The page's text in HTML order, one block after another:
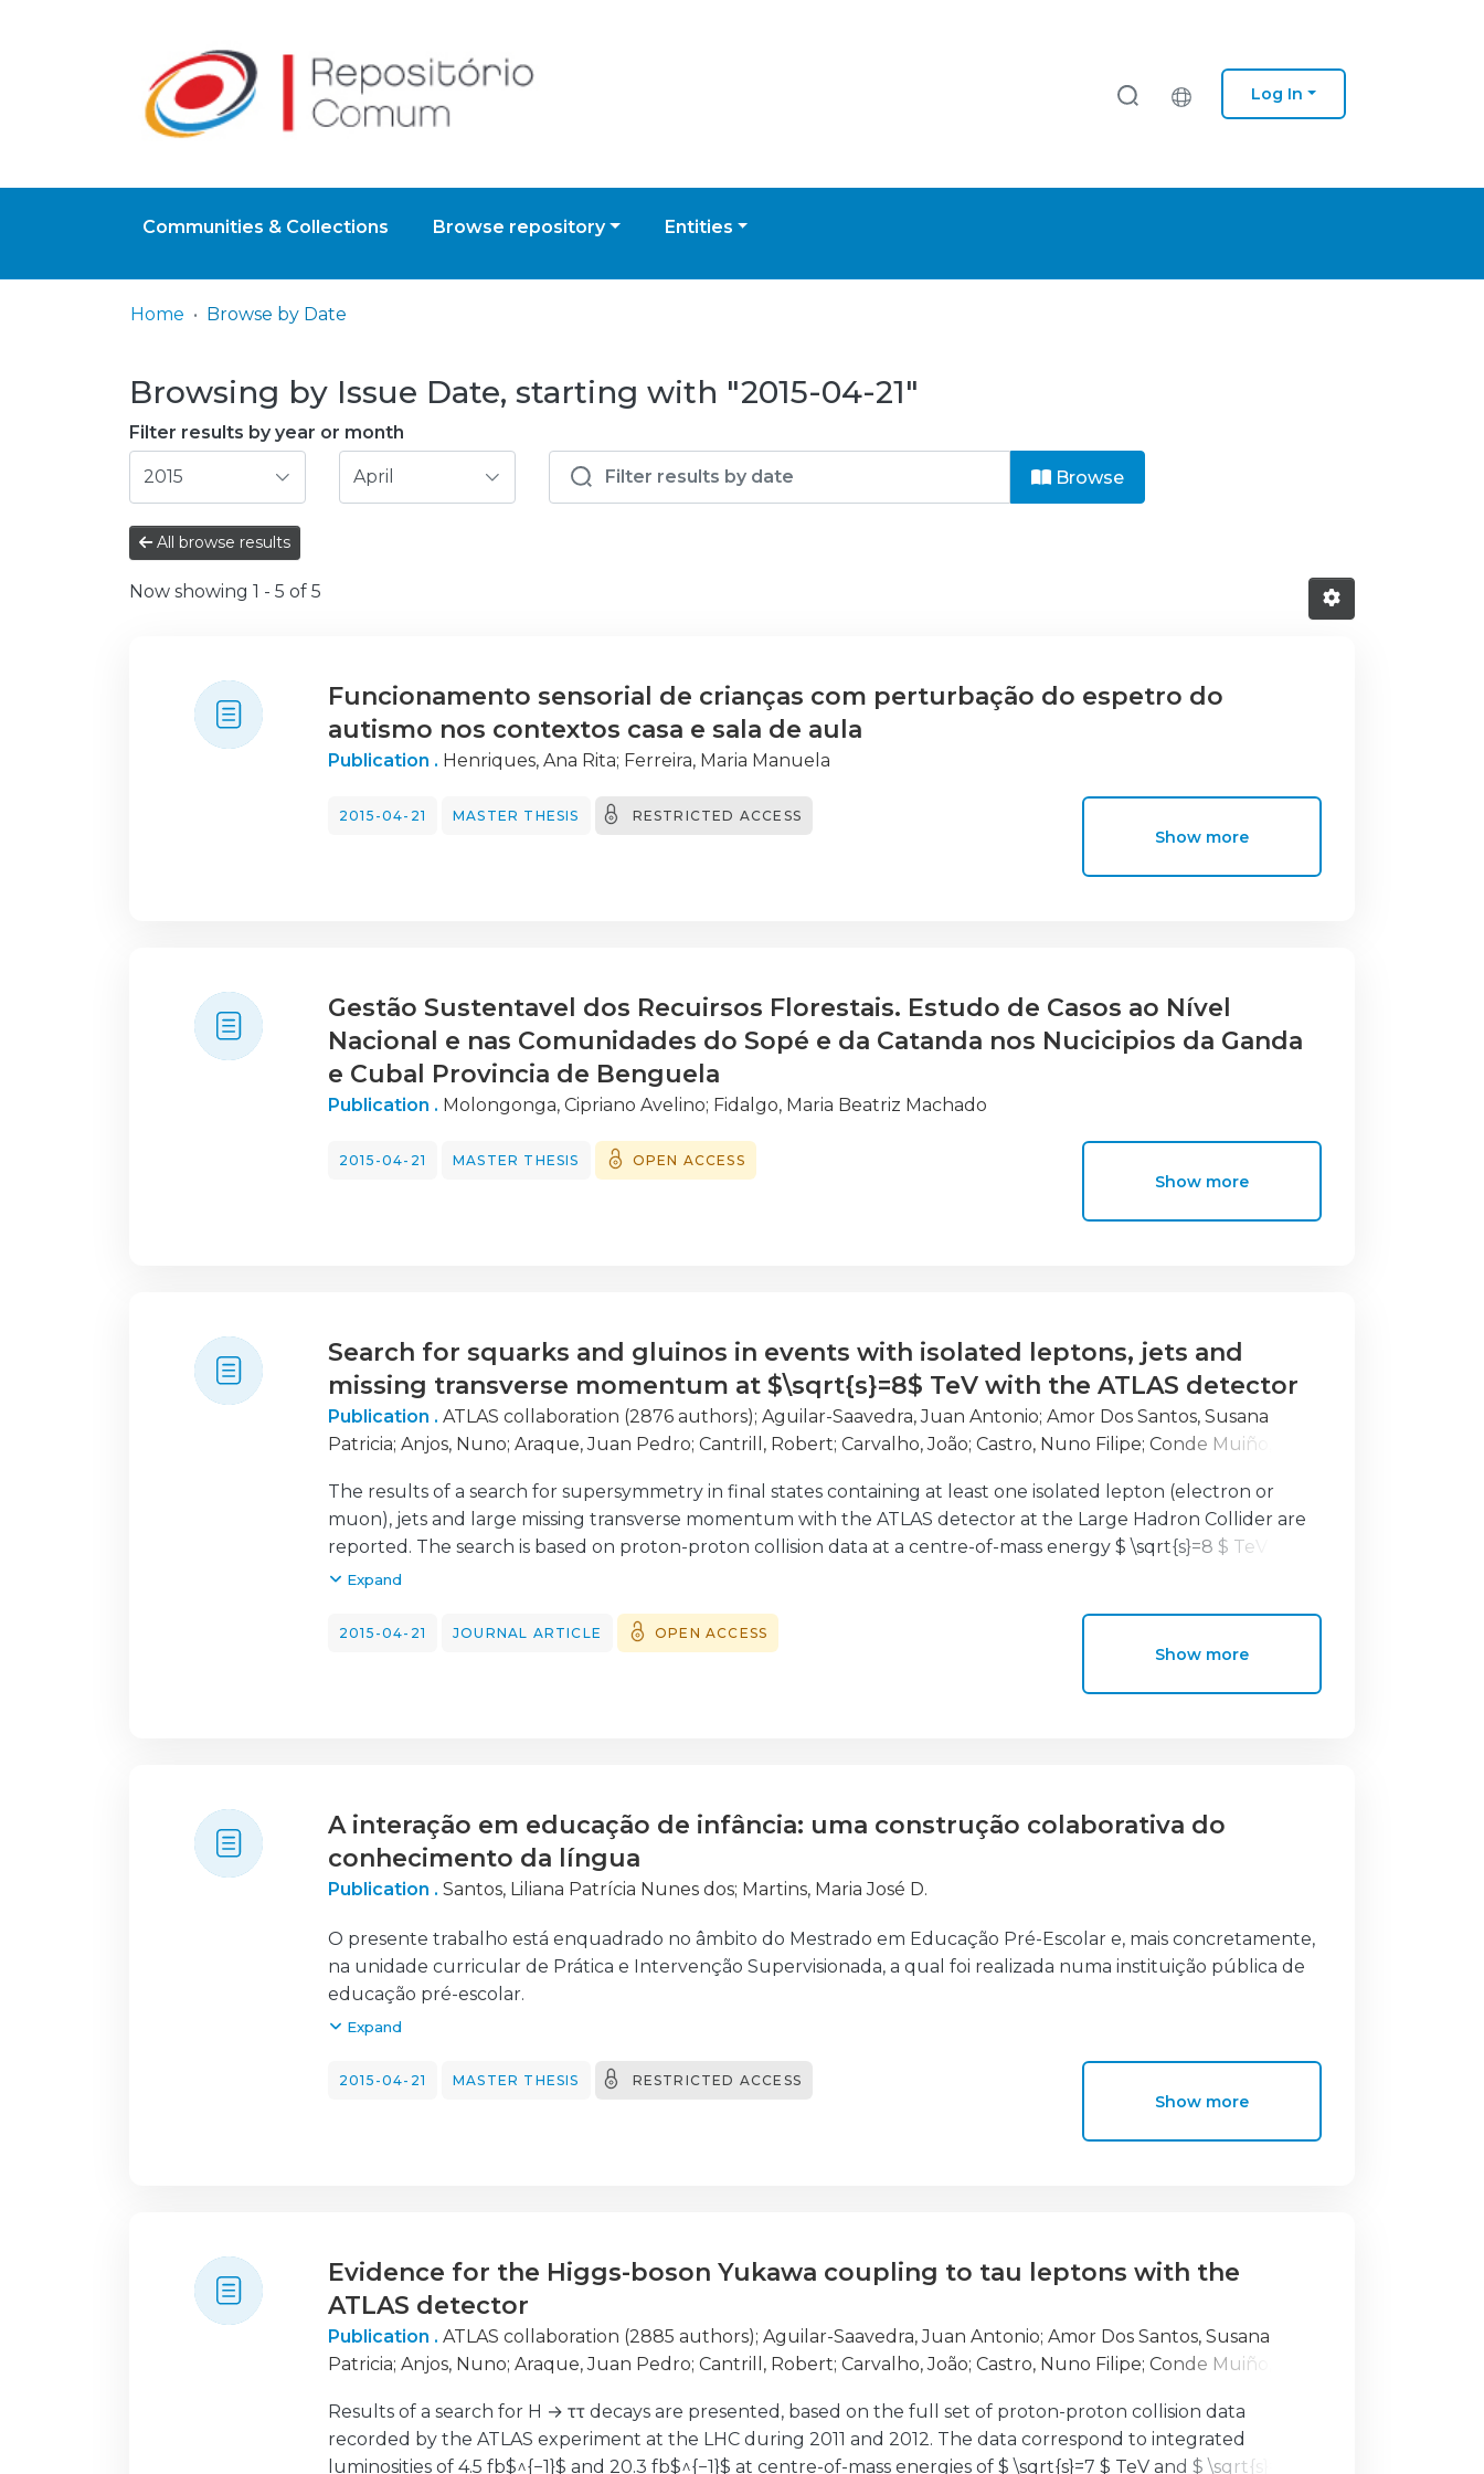
Log In
Communities & Collections Browse repository Entities
Home Browse by Date
Browsing by Issue Date, starting with "2015-04-21"
Filter results by year or month
Browse
All browse results
Now showing 1 - 5 of 5
Funcionamento sensorial de crianças com perturbação do espetro do
autismo nos contextos casa e sala de aula
Publication . Henriques, Ana Rita; Ferreira, Maria Manuela
2015-04-21 MASTER THESIS RESTRICTED ACCESS
Show more
Gestão Sustentavel dos Recuirsos Florestais. Estudo de Casos ao Nível
Nacional e nas Comunidades do Sopé e da Catanda nos Nucicipios da Ganda
e Cubal Provincia de Benguela
Publication . Molongonga, Cipriano Avelino; Fidalgo, Maria Beatriz Machado
2015-04-21 MASTER THESIS OPEN ACCESS
Show more
Search for squarks and gluinos in events with isolated leptons, jets and
missing transverse momentum at $\sqrt{s}=8$ TeV with the ATLAS detector
Publication . ATLAS collaboration (2876 authors); Aguilar-Saavedra, Juan Antonio; Amor Dos Santos, Susana
Patricia; Anjos, Nuno; Araque, Juan Pedro; Cantrill, Robert; Carvalho, João; Castro, Nuno Filipe; Conde Muiño,
Ricardo;Jorge, Pedro; Lopes, Lourenco;Machado Miguens, Joana;Maio, Amélia;Maneira, José;Onofre, António
Palma, Alberto; Pedro, Rute;Pina, João Antonio; Pinto, Belmiro ;Santos, Helena ;Saraiva, João ;Silva, José;Tavares
Delgado, Ademar; Veloso, Filipe; Wolters, Helmut
The results of a search for supersymmetry in final states containing at least one isolated lepton (electron or
muon), jets and large missing transverse momentum with the ATLAS detector at the Large Hadron Collider are
reported. The search is based on proton-proton collision data at a centre-of-mass energy $ \sqrt{s}=8 $ TeV
collected in 2012, corresponding to an integrated luminosity of 20 fb$^{−1}$. No significant excess above the
supersymmetric models. Depending on the model, the search excludes gluino masses up to 1.32 TeV and
squark masses up to 840 GeV. Limits are also set on the parameters of a minimal universal extra dimension
model, excluding a compactification radius of 1/R$_{c}$ = 950 GeV for a cut-off scale times radius (ΛR$_{c}$) of
Expand
2015-04-21 JOURNAL ARTICLE OPEN ACCESS
Show more
A interação em educação de infância: uma construção colaborativa do
conhecimento da língua
Publication . Santos, Liliana Patrícia Nunes dos; Martins, Maria José D.
O presente trabalho está enquadrado no âmbito do Mestrado em Educação Pré-Escolar e, mais concretamente,
na unidade curricular de Prática e Intervenção Supervisionada, a qual foi realizada numa instituição pública de
educação pré-escolar.
Durante o desenvolvimento da prática educativa tivemos sempre em consideração as diferentes áreas de
domínio da linguagem oral.
Tendo como alicerce a pedagogia infantil, desenvolvemos aprendizagens estimulantes e significativas em que a
criança escutando, dialogando e usando a palavra como ferramenta para comunicar aprende a crescer
Expand
2015-04-21 MASTER THESIS RESTRICTED ACCESS
Show more
Evidence for the Higgs-boson Yukawa coupling to tau leptons with the
ATLAS detector
Publication . ATLAS collaboration (2885 authors); Aguilar-Saavedra, Juan Antonio; Amor Dos Santos, Susana
Patricia; Anjos, Nuno; Araque, Juan Pedro; Cantrill, Robert; Carvalho, João; Castro, Nuno Filipe; Conde Muiño,
Ricardo ;Jorge, Pedro; Lopes, Lourenco ;Machado Miguens, Joana; Maio, Amélia ;Maneira, José;Onofre, António
Palma, Alberto;Pedro, Rute;Pina, João Antonio ;Pinto, Belmiro; Santos, Helena;Saraiva, João;Silva, José;Tavares
Results of a search for H → ττ decays are presented, based on the full set of proton-proton collision data
recorded by the ATLAS experiment at the LHC during 2011 and 2012. The data correspond to integrated
luminosities of 4.5 fb$^{−1}$ and 20.3 fb$^{−1}$ at centre-of-mass energies of $ \sqrt{s}=7 $ TeV and $ \sqrt{s}=8 $